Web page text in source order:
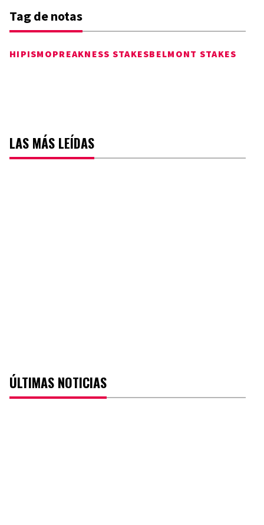
Tag de notas
HIPISMOPREAKNESS STAKESBELMONT STAKES
LAS MÁS LEÍDAS
ÚLTIMAS NOTICIAS